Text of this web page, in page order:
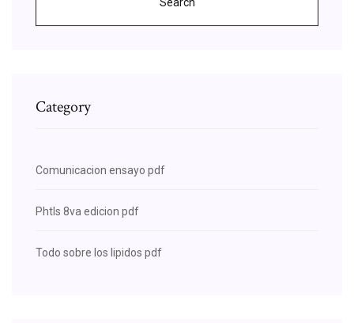
Category
Comunicacion ensayo pdf
Phtls 8va edicion pdf
Todo sobre los lipidos pdf